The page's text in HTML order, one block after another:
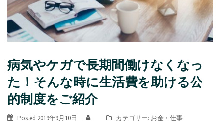
病気やケガで長期間働けなくなっ
た！そんな時に生活費を助ける公
的制度をご紹介
Posted 2019年9月10日 カテゴリー: お金 ・ 仕事